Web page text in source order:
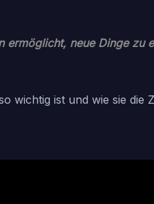
ermöglicht, neue Dinge zu
wichtig ist und wie sie